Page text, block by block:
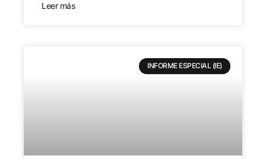
Leer más
INFORME ESPECIAL (IE)